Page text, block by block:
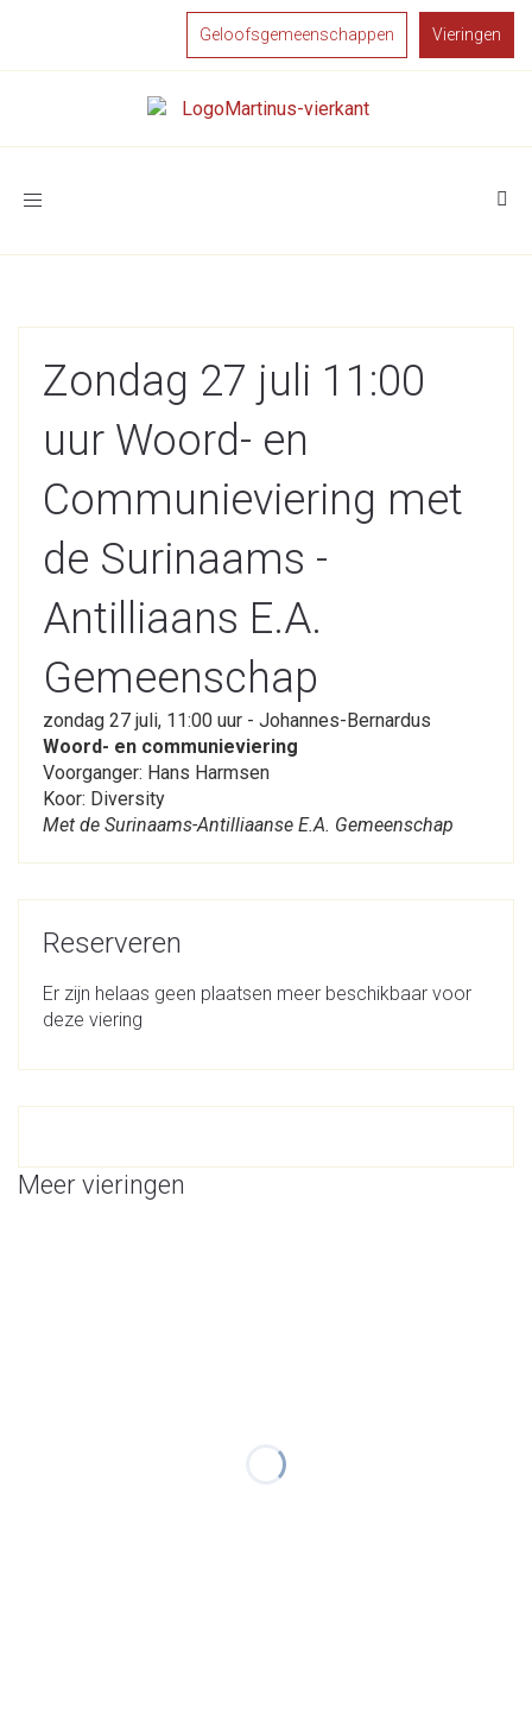
Geloofsgemeenschappen Vieringen
Toggle
Zondag 27 juli 11:00
uur Woord- en
Communieviering met
de Surinaams -
Antilliaans E.A.
Gemeenschap
zondag 27 juli, 11:00 uur - Johannes-Bernardus
Woord- en communieviering
Voorganger: Hans Harmsen
Koor: Diversity
Met de Surinaams-Antilliaanse E.A. Gemeenschap
Reserveren
Er zijn helaas geen plaatsen meer beschikbaar voor
deze viering
Meer vieringen